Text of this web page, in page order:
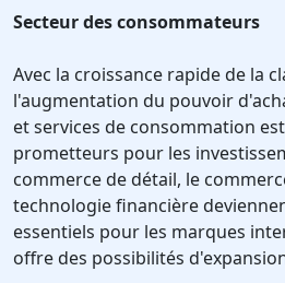
Secteur des consommateurs
Avec la croissance rapide de la
l'augmentation du pouvoir
et services de consommation
prometteurs pour les
commerce de détail, le
technologie financière
essentiels pour les marques
offre des possibilités